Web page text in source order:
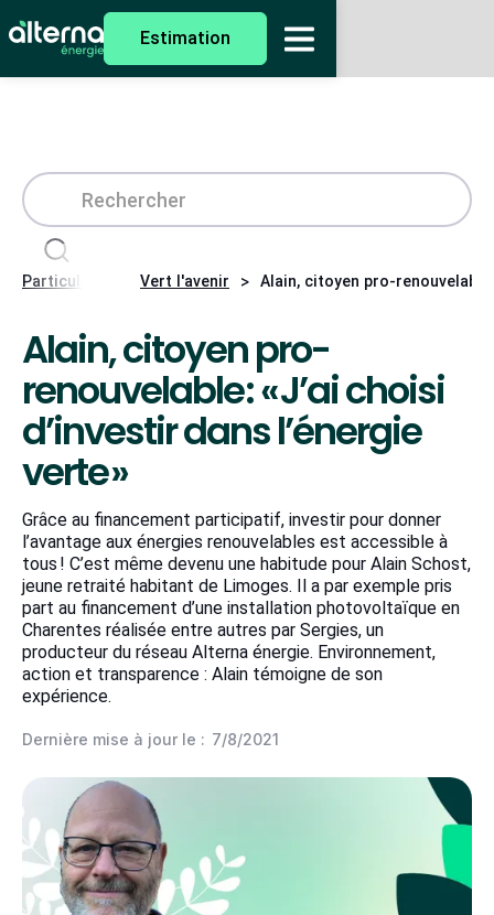
Estimation
Particuliers Vert l'avenir > Alain, citoyen pro-renouvelable
Alain, citoyen pro-
renouvelable : « J’ai choisi
d’investir dans l’énergie
verte »
Grâce au financement participatif, investir pour donner
l’avantage aux énergies renouvelables est accessible à
tous ! C’est même devenu une habitude pour Alain Schost,
jeune retraité habitant de Limoges. Il a par exemple pris
part au financement d’une installation photovoltaïque en
Charentes réalisée entre autres par Sergies, un
producteur du réseau Alterna énergie. Environnement,
action et transparence : Alain témoigne de son
expérience.
Dernière mise à jour le : 7/8/2021